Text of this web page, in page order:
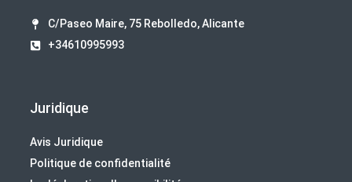
C/Paseo Maire, 75 Rebolledo, Alicante
+34610995993
Juridique
Avis Juridique
Politique de confidentialité